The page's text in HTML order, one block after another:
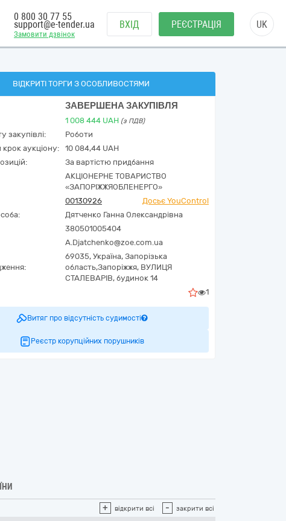
Замовити дзвінок
0 800 30 77 55
support@e-tender.ua ВХІД РЕЄСТРАЦІЯ UK
ВІДКРИТІ ТОРГИ З ОСОБЛИВОСТЯМИ
ЗАВЕРШЕНА ЗАКУПІВЛЯ
1 008 444 UAH (з ПДВ)
закупівлі:
Роботи
крок аукціону:
10 084,44 UAH
За вартістю придбання
АКЦІОНЕРНЕ ТОВАРИСТВО
«ЗАПОРІЖЖЯОБЛЕНЕРГО»
00130926
Досьє YouControl
Дятченко Ганна Олександрівна
380501005404
A.Djatchenko@zoe.com.ua
69035, Україна, Запорізька
область,Запоріжжя, ВУЛИЦЯ
СТАЛЕВАРІВ, будинок 14
1
Витяг про відсутність судимості
Реєстр корупційних порушників
+ відкрити всі - закрити всі